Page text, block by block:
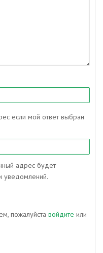
если мой ответ выбран
адрес будет
уведомлений.
пожалуйста войдите или